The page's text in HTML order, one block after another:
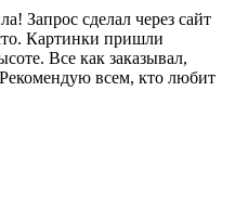
Запрос сделал через сайт
Картинки пришли
Все как заказывал,
всем, кто любит